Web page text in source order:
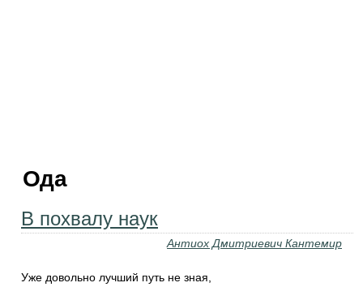
Ода
В похвалу наук
Антиох Дмитриевич Кантемир
Уже довольно лучший путь не зная,